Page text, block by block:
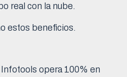
real con la nube.
estos beneficios.
opera 100% en